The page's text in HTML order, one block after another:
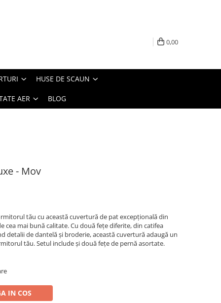
0,00
HUSE DE SCAUN
AER BLOG
- Mov
tău cu această cuvertură de pat excepțională din
cea mai bună calitate. Cu două fețe diferite, din catifea
detalii de dantelă și broderie, această cuvertură adaugă un
tău. Setul include și două fețe de pernă asortate.
IN COS